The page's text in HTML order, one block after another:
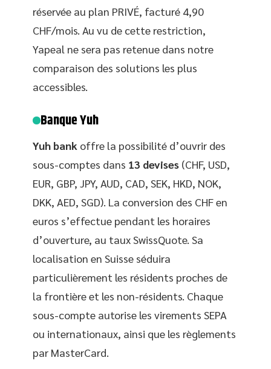
réservée au plan PRIVÉ, facturé 4,90
CHF/mois. Au vu de cette restriction,
Yapeal ne sera pas retenue dans notre
comparaison des solutions les plus
accessibles.
Banque Yuh
Yuh bank offre la possibilité d’ouvrir des
sous-comptes dans 13 devises (CHF, USD,
EUR, GBP, JPY, AUD, CAD, SEK, HKD, NOK,
DKK, AED, SGD). La conversion des CHF en
euros s’effectue pendant les horaires
d’ouverture, au taux SwissQuote. Sa
localisation en Suisse séduira
particulièrement les résidents proches de
la frontière et les non-résidents. Chaque
sous-compte autorise les virements SEPA
ou internationaux, ainsi que les règlements
par MasterCard.